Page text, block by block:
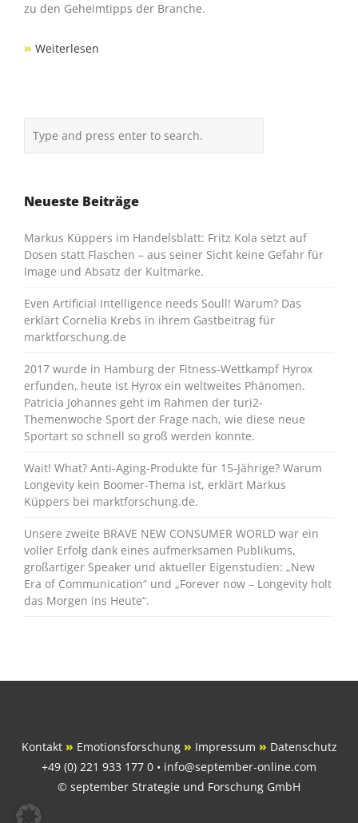
zu den Geheimtipps der Branche.
» Weiterlesen
Neueste Beiträge
Markus Küppers im Handelsblatt: Fritz Kola setzt auf
Dosen statt Flaschen – aus seiner Sicht keine Gefahr für
Image und Absatz der Kultmarke.
Even Artificial Intelligence needs Soull! Warum? Das
erklärt Cornelia Krebs in ihrem Gastbeitrag für
marktforschung.de
2017 wurde in Hamburg der Fitness-Wettkampf Hyrox
erfunden, heute ist Hyrox ein weltweites Phänomen.
Patricia Johannes geht im Rahmen der turi2-
Themenwoche Sport der Frage nach, wie diese neue
Sportart so schnell so groß werden konnte.
Wait! What? Anti-Aging-Produkte für 15-Jährige? Warum
Longevity kein Boomer-Thema ist, erklärt Markus
Küppers bei marktforschung.de.
Unsere zweite BRAVE NEW CONSUMER WORLD war ein
voller Erfolg dank eines aufmerksamen Publikums,
großartiger Speaker und aktueller Eigenstudien: „New
Era of Communication“ und „Forever now – Longevity holt
das Morgen ins Heute“.
Kontakt» Emotionsforschung» Impressum » Datenschutz
+49 (0) 221 933 177 0 • info@september-online.com
© september Strategie und Forschung GmbH